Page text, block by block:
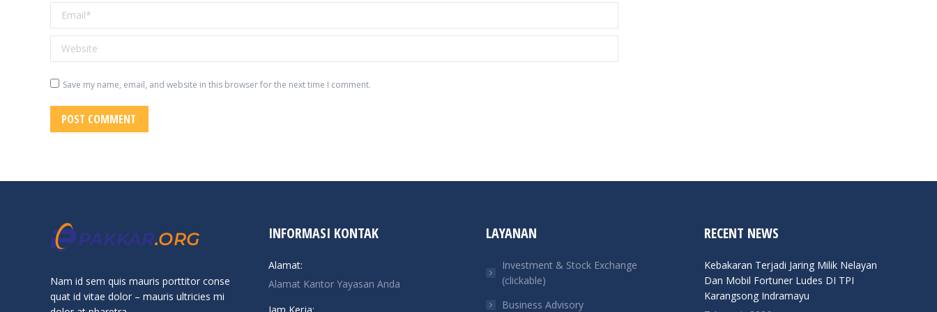
Email *
Website
Save my name, email, and website in this browser for the next time I comment.
POST COMMENT
Nam id sem quis mauris porttitor conse
quat id vitae dolor – mauris ultricies mi
INFORMASI KONTAK
Alamat:
Alamat Kantor Yayasan Anda
Jam Kerja:
LAYANAN
Investment & Stock Exchange
(clickable)
Business Advisory
RECENT NEWS
Kebakaran Terjadi Jaring Milik Nelayan
Dan Mobil Fortuner Ludes DI TPI
Karangsong Indramayu